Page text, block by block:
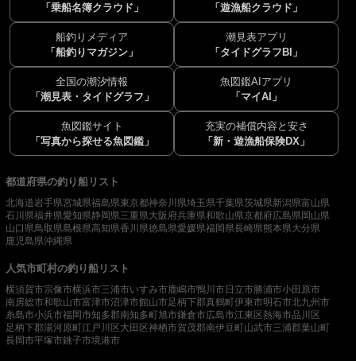
「乗船名簿クラウド」
「遊漁船クラウド」
船釣りメディア
「船釣りマガジン」
潮見表アプリ
「タイドグラフBI」
全国の潮汐情報
「潮見表・タイドグラフ」
魚図鑑AIアプリ
「マイAI」
魚図鑑サイト
「写真から探せる魚図鑑」
充実の補償内容と安さ
「新・遊漁船保険DX」
都道府県の釣り船リスト
北海道岩手県宮城県福島県東京都神奈川県埼玉県千葉県茨城県新潟県富山県
石川県福井県愛知県静岡県三重県大阪府兵庫県和歌山県京都府広島県岡山県
山口県鳥取県島根県高知県香川県徳島県愛媛県福岡県長崎県熊本県大分県
鹿児島県沖縄県
人気市町村の釣り船リスト
横須賀市宗像市横浜市三浦市いすみ市鹿嶋市鴨川市 日立市勝浦市小田原市
南房総市和歌山市富津市沼津市館山市足柄下郡真鶴町伊東市明石市北九州市
糸島市小浜市福岡市知多郡南知多町旭市鎌倉市広島市江東区熱海市品川区
足柄下郡湯河原町江戸川区 大田区神栖市賀茂郡南伊豆町山武市三浦郡葉山町
長岡市平塚市銚子市境港市